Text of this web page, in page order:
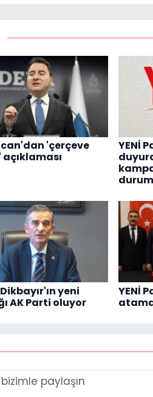
'çerçeve
YENİ
yeni
AK Parti oluyor
YENİ